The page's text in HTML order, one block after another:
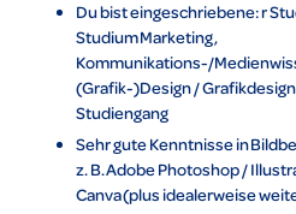
Du bist eingeschriebene: r
Studium Marketing,
Kommunikations-/
(Grafik-)Design /
Studiengang
Sehr gute Kenntnisse in
z. B. Adobe Photoshop /
Canva (plus idealerweise